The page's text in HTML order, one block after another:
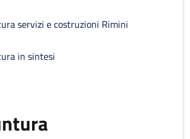
servizi e costruzioni Rimini
in sintesi